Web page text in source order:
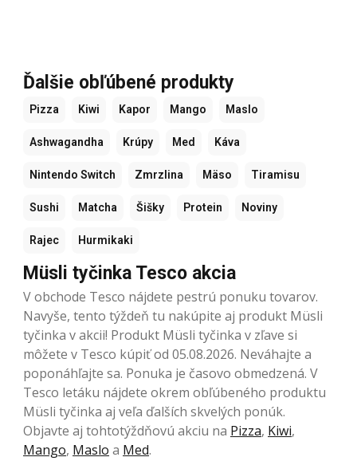
Ďalšie obľúbené produkty
Pizza Kiwi Kapor Mango Maslo
Ashwagandha Krúpy Med Káva
Nintendo Switch Zmrzlina Mäso Tiramisu
Sushi Matcha Šišky Protein Noviny
Rajec Hurmikaki
Müsli tyčinka Tesco akcia
V obchode Tesco nájdete pestrú ponuku tovarov.
Navyše, tento týždeň tu nakúpite aj produkt Müsli
tyčinka v akcii! Produkt Müsli tyčinka v zľave si
môžete v Tesco kúpiť od 05.08.2026. Neváhajte a
poponáhľajte sa. Ponuka je časovo obmedzená. V
Tesco letáku nájdete okrem obľúbeného produktu
Müsli tyčinka aj veľa ďalších skvelých ponúk.
Objavte aj tohtotýždňovú akciu na Pizza, Kiwi,
Mango, Maslo a Med.